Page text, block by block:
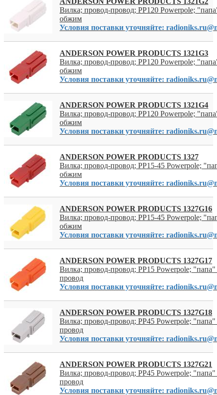
Вилка; провод-провод; PP120 Powerpole;
обжим
Условия поставки уточняйте:
ANDERSON POWER PRODUCTS 1321G3
Вилка; провод-провод; PP120 Powerpole;
обжим
Условия поставки уточняйте:
ANDERSON POWER PRODUCTS 1321G4
Вилка; провод-провод; PP120 Powerpole;
обжим
Условия поставки уточняйте:
ANDERSON POWER PRODUCTS 1327
Вилка; провод-провод; PP15-45 Powerpole;
обжим
Условия поставки уточняйте:
ANDERSON POWER PRODUCTS 1327G16
Вилка; провод-провод; PP15-45 Powerpole;
обжим
Условия поставки уточняйте:
ANDERSON POWER PRODUCTS 1327G17
Вилка; провод-провод; PP15 Powerpole;
провод
Условия поставки уточняйте:
ANDERSON POWER PRODUCTS 1327G18
Вилка; провод-провод; PP45 Powerpole;
провод
Условия поставки уточняйте:
ANDERSON POWER PRODUCTS 1327G21
Вилка; провод-провод; PP45 Powerpole;
провод
Условия поставки уточняйте: